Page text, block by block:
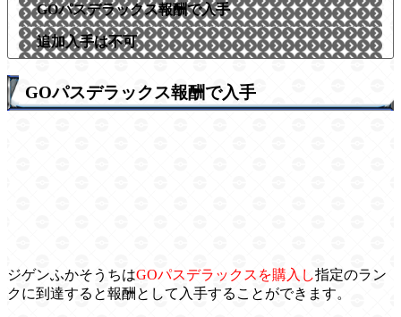
GOパスデラックス報酬で入手
追加入手は不可
GOパスデラックス報酬で入手
ジゲンふかそうちはGOパスデラックスを購入し指定のラン
クに到達すると報酬として入手することができます。